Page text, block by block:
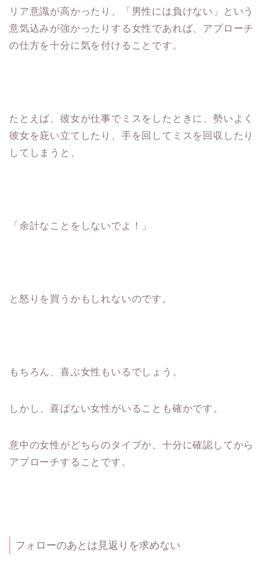
リア意識が高かったり、「男性には負けない」という
意気込みが強かったりする女性であれば、アプローチ
の仕方を十分に気を付けることです。
たとえば、彼女が仕事でミスをしたときに、勢いよく
彼女を庇い立てしたり、手を回してミスを回収したり
してしまうと、
「余計なことをしないでよ！」
と怒りを買うかもしれないのです。
もちろん、喜ぶ女性もいるでしょう。
しかし、喜ばない女性がいることも確かです。
意中の女性がどちらのタイプか、十分に確認してから
アプローチすることです。
フォローのあとは見返りを求めない